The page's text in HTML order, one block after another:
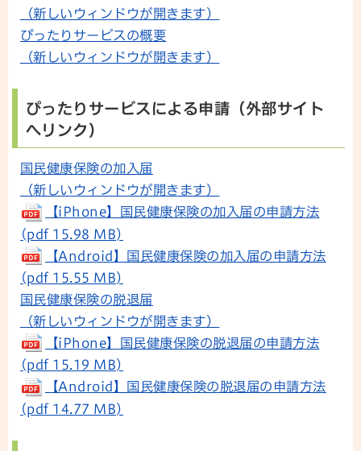
（新しいウィンドウが開きます）
ぴったりサービスの概要
（新しいウィンドウが開きます）
ぴったりサービスによる申請（外部サイト
へリンク）
国民健康保険の加入届
（新しいウィンドウが開きます）
【iPhone】国民健康保険の加入届の申請方法
(pdf 15.98 MB)
【Android】国民健康保険の加入届の申請方法
(pdf 15.55 MB)
国民健康保険の脱退届
（新しいウィンドウが開きます）
【iPhone】国民健康保険の脱退届の申請方法
(pdf 15.19 MB)
【Android】国民健康保険の脱退届の申請方法
(pdf 14.77 MB)